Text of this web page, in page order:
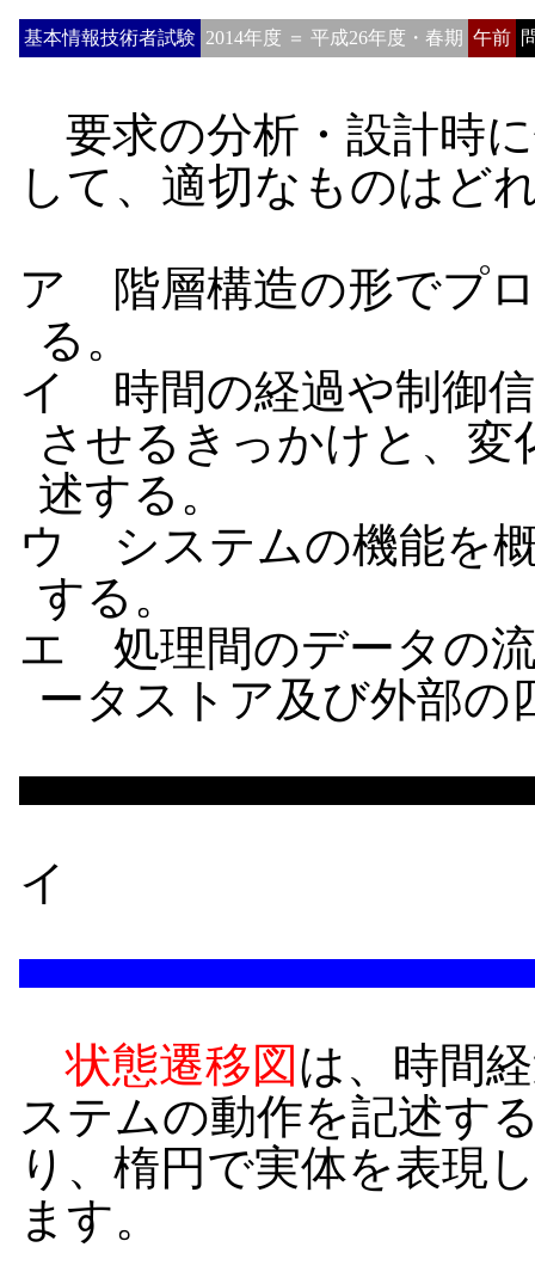
基本情報技術者試験 2014年度 ＝ 平成26年度・春期 午前
要求の分析・設計時
して、適切なものはど
ア 階層構造の形でプ
る。
イ 時間の経過や制御
させるきっかけと、
述する。
ウ システムの機能を
する。
エ 処理間のデータの
ータストア及び外部の
イ
状態遷移図は、時間
ステムの動作を記述す
り、楕円で実体を表現
ます。